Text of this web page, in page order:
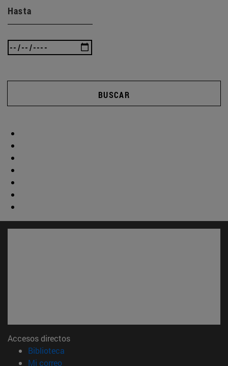
Hasta
BUSCAR
Accesos directos
Biblioteca
Mi correo(abre en nueva ventana)